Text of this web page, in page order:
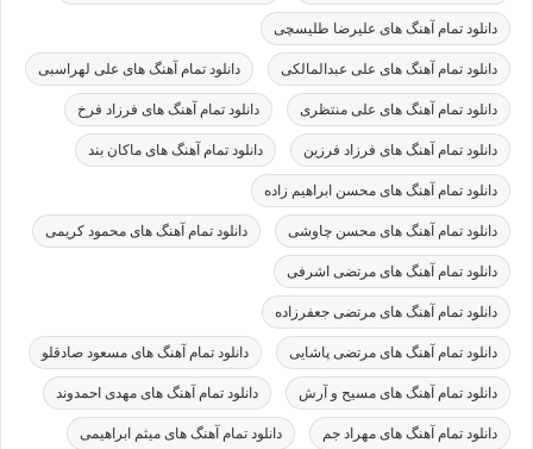
دانلود تمام آهنگ های علیرضا طلیسچی
دانلود تمام آهنگ های علی عبدالمالکی دانلود تمام آهنگ های علی لهراسبی
دانلود تمام آهنگ های علی منتظری دانلود تمام آهنگ های فرزاد فرخ
دانلود تمام آهنگ های فرزاد فرزین دانلود تمام آهنگ های ماکان بند
دانلود تمام آهنگ های محسن ابراهیم زاده
دانلود تمام آهنگ های محسن چاوشی دانلود تمام آهنگ های محمود کریمی
دانلود تمام آهنگ های مرتضی اشرفی
دانلود تمام آهنگ های مرتضی جعفرزاده
دانلود تمام آهنگ های مرتضی پاشایی دانلود تمام آهنگ های مسعود صادقلو
دانلود تمام آهنگ های مسیح و آرش دانلود تمام آهنگ های مهدی احمدوند
دانلود تمام آهنگ های مهراد جم دانلود تمام آهنگ های میثم ابراهیمی